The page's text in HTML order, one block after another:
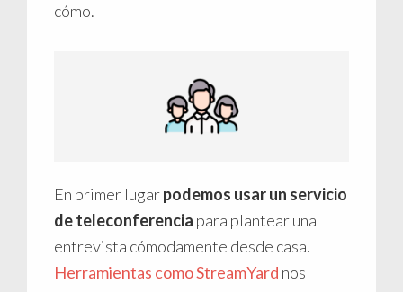
cómo.
En primer lugarpodemos usar un servicio
de teleconferencia para plantear una
entrevista cómodamente desde casa.
Herramientas como StreamYard nos